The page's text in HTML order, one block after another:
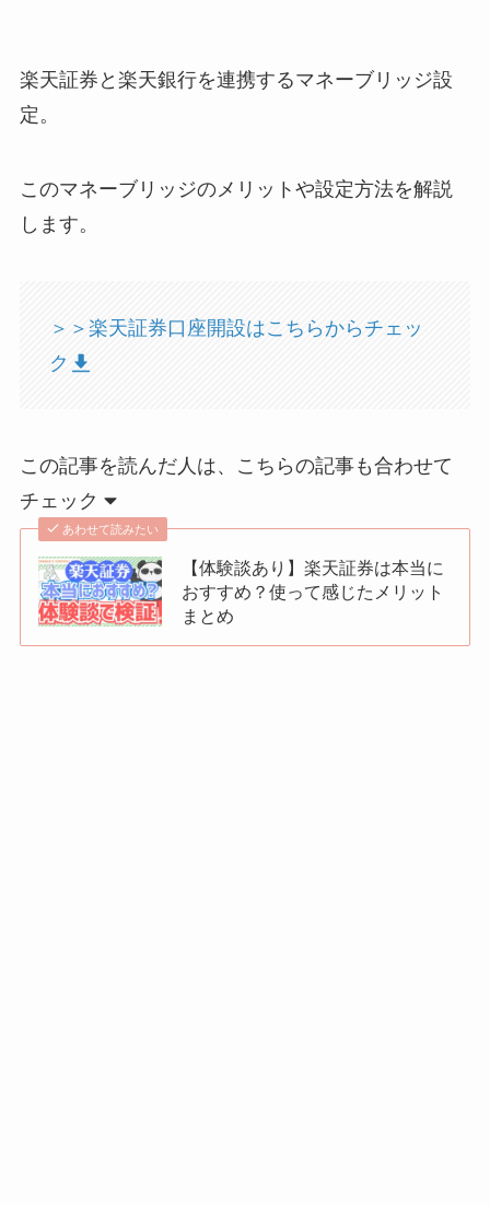
楽天証券と楽天銀行を連携するマネーブリッジ設
定。
このマネーブリッジのメリットや設定方法を解説
します。
＞＞楽天証券口座開設はこちらからチェッ
ク
この記事を読んだ人は、こちらの記事も合わせて
チェック
あわせて読みたい
【体験談あり】楽天証券は本当に
おすすめ？使って感じたメリット
まとめ